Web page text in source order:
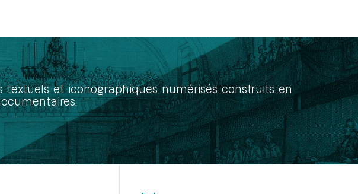
et iconographiques numérisés construits en